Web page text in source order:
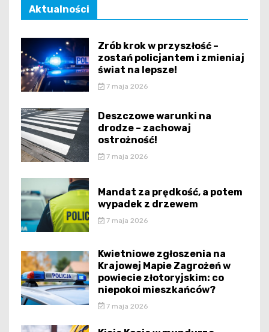
Aktualności
Zrób krok w przyszłość –
zostań policjantem i zmieniaj
świat na lepsze!
7 maja 2026
Deszczowe warunki na
drodze – zachowaj
ostrożność!
7 maja 2026
Mandat za prędkość, a potem
wypadek z drzewem
7 maja 2026
Kwietniowe zgłoszenia na
Krajowej Mapie Zagrożeń w
powiecie złotoryjskim: co
niepokoi mieszkańców?
7 maja 2026